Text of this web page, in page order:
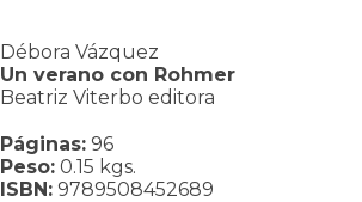
Débora Vázquez
Un verano con Rohmer
Beatriz Viterbo editora
Páginas: 96
Peso: 0.15 kgs.
ISBN: 9789508452689